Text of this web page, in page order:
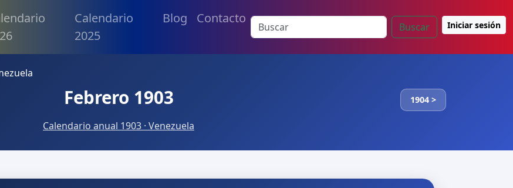
Calendario
2025
Blog Contacto
Buscar Iniciar sesión
Febrero 1903 1904 >
Calendario anual 1903 · Venezuela